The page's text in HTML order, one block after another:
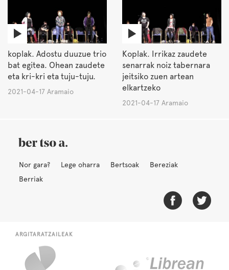
koplak. Adostu duuzue trio
bat egitea. Ohean zaudete
eta kri-kri eta tuju-tuju.
2021-04-17 Aramaio
Koplak. Irrikaz zaudete
senarrak noiz tabernara
jeitsiko zuen artean
elkartzeko
2021-04-17 Aramaio
Nor gara? Lege oharra Bertsoak
Bereziak
Berriak
ARGITARATZAILEAK